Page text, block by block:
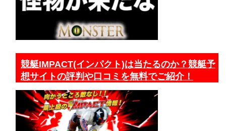
競艇IMPACT(インパクト)は当たるのか？競艇予
想サイトの評判や口コミを無料でご紹介！